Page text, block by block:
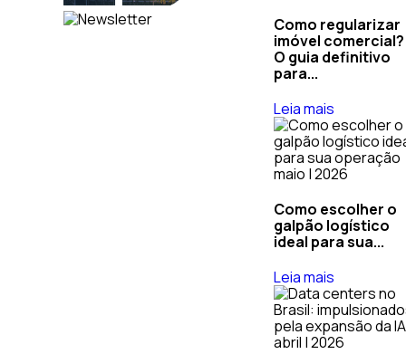
Como regularizar
imóvel comercial?
O guia definitivo
para...
Leia mais
maio | 2026
Como escolher o
galpão logístico
ideal para sua...
Leia mais
abril | 2026